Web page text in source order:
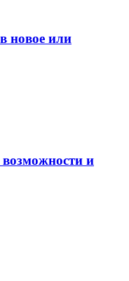
новое или
и